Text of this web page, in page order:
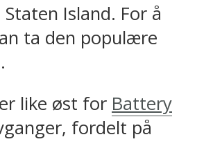
Staten Island. For å
ta den populære
like øst for Battery
fordelt på